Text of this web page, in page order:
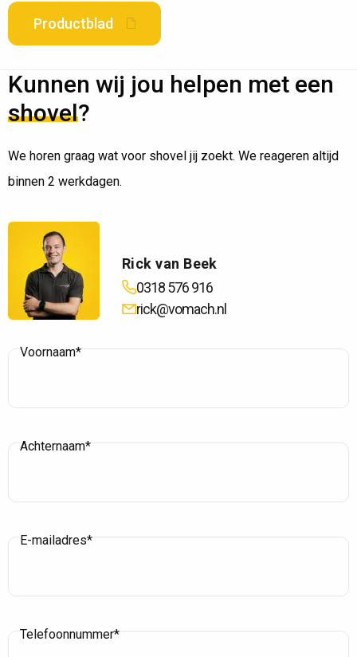
Productblad
Kunnen wij jou helpen met een
shovel?
We horen graag wat voor shovel jij zoekt. We reageren altijd
binnen 2 werkdagen.
Rick van Beek
0318 576 916
rick@vomach.nl
Voornaam*
Achternaam*
E-mailadres*
Telefoonnummer*